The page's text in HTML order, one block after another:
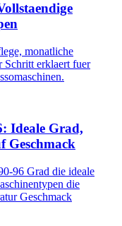
monatliche
Schritt erklaert fuer
Ideale Grad,
Geschmack
96 Grad die ideale
die
Geschmack